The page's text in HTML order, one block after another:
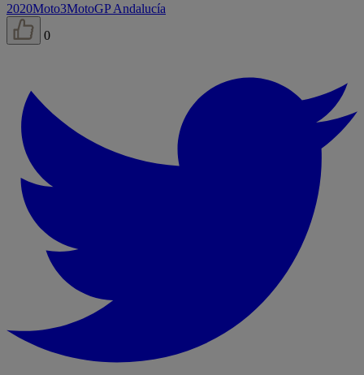
2020Moto3MotoGP Andalucía
0